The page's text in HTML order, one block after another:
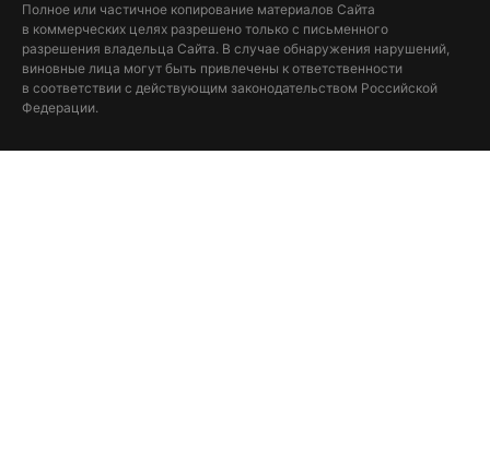
Полное или частичное копирование материалов Сайта
в коммерческих целях разрешено только с письменного
разрешения владельца Сайта. В случае обнаружения нарушений,
виновные лица могут быть привлечены к ответственности
в соответствии с действующим законодательством Российской
Федерации.